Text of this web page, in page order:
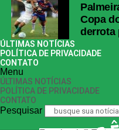
Copa
derrota
ÚLTIMAS NOTÍCIAS
POLÍTICA DE PRIVACIDADE
CONTATO
Menu
ÚLTIMAS NOTÍCIAS
POLÍTICA DE PRIVACIDADE
CONTATO
Pesquisar